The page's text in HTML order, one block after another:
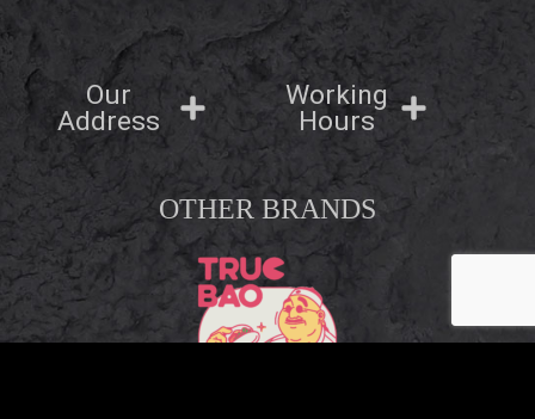
Our
Address
Working
Hours
OTHER BRANDS